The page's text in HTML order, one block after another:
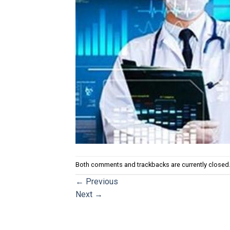
Both comments and trackbacks are currently closed.
← Previous
Next →